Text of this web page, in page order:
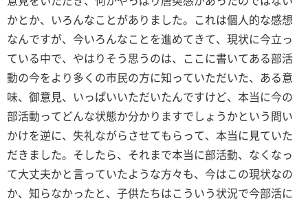
かとか、いろんなことがありました。これは個人的な感想
なんですが、今いろんなことを進めてきて、現状に今立っ
ている中で、やはりそう思うのは、ここに書いてある部活
動の今をより多くの市民の方に知っていただいた、ある意
味、御意見、いっぱいいただいたんですけど、本当に今の
部活動ってどんな状態か分かりますでしょうかという問い
かけを逆に、失礼ながらさせてもらって、本当に見ていた
だきました。そしたら、それまで本当に部活動、なくなっ
て大丈夫かと言っていたような方々も、今はこの現状なの
か、知らなかったと、子供たちはこういう状況で今部活に